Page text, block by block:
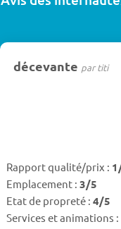
décevante par titi
Rapport qualité/prix :
Emplacement : 3/5
Etat de propreté : 4/5
Services et animations :